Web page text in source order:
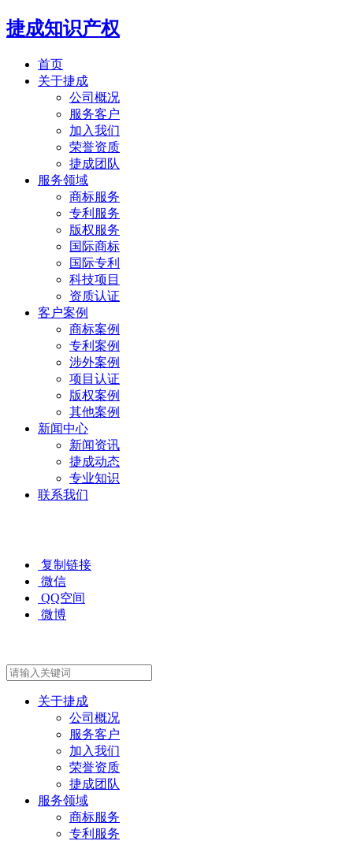
捷成知识产权
首页
关于捷成
公司概况
服务客户
加入我们
荣誉资质
捷成团队
服务领域
商标服务
专利服务
版权服务
国际商标
国际专利
科技项目
资质认证
客户案例
商标案例
专利案例
涉外案例
项目认证
版权案例
其他案例
新闻中心
新闻资讯
捷成动态
专业知识
联系我们
复制链接
微信
QQ空间
微博
关于捷成
公司概况
服务客户
加入我们
荣誉资质
捷成团队
服务领域
商标服务
专利服务